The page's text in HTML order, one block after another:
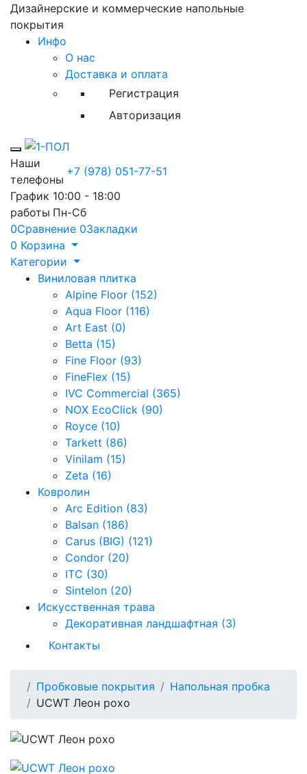
Дизайнерские и коммерческие напольные
покрытия
Инфо
О нас
Доставка и оплата
Регистрация
Авторизация
Toggle mobile menu
Наши
телефоны
+7 (978) 051-77-51
График
работы
10:00 - 18:00
Пн-Сб
0Сравнение 0Закладки
0 Корзина
Категории
Виниловая плитка
Alpine Floor (152)
Aqua Floor (116)
Art East (0)
Betta (15)
Fine Floor (93)
FineFlex (15)
IVC Commercial (365)
NOX EcoClick (90)
Royce (10)
Tarkett (86)
Vinilam (15)
Zeta (16)
Ковролин
Arc Edition (83)
Balsan (186)
Carus (BIG) (121)
Condor (20)
ITC (30)
Sintelon (20)
Искусственная трава
Декоративная ландшафтная (3)
Контакты
Пробковые покрытия
Напольная пробка
UCWT Леон рохо